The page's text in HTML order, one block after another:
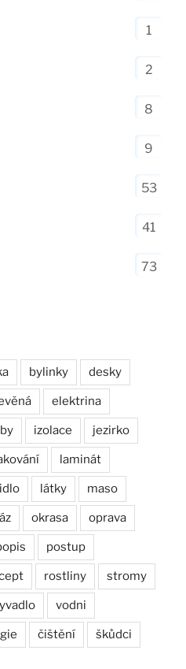
1
2
8
9
53
41
73
bylinky desky
elektrina
izolace jezirko
laminát
látky maso
okrasa oprava
postup
rostliny stromy
vodni
čištění škůdci